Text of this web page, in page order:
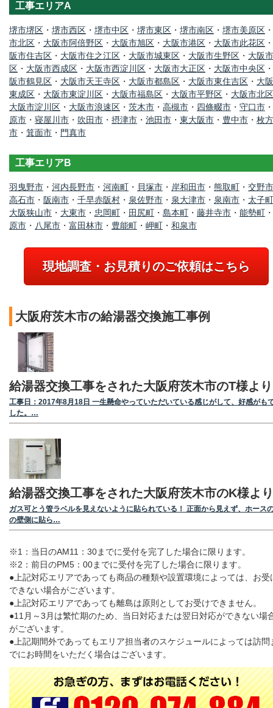
工事エリアA
堺市堺区 ・ 堺市西区 ・ 堺市中区 ・ 堺市東区 ・ 堺市南区 ・ 堺市美原区 ・
市北区 ・ 大阪市阿倍野区 ・ 大阪市旭区 ・ 大阪市港区 ・ 大阪市此花区 ・
阪市住吉区 ・ 大阪市住之江区 ・ 大阪市城東区 ・ 大阪市生野区 ・ 大阪
区 ・ 大阪市西成区 ・ 大阪市西淀川区 ・ 大阪市大正区 ・ 大阪市中央区 ・
阪市鶴見区 ・ 大阪市天王寺区 ・ 大阪市都島区 ・ 大阪市東住吉区 ・ 大
東成区 ・ 大阪市東淀川区 ・ 大阪市福島区 ・ 大阪市平野区 ・ 大阪市北区
大阪市淀川区 ・ 大阪市浪速区 ・ 茨木市 ・ 高槻市 ・ 四條畷市 ・ 守口市 ・
原市 ・ 寝屋川市 ・ 吹田市 ・ 摂津市 ・ 池田市 ・ 東大阪市 ・ 豊中市 ・ 枚方
市 ・ 箕面市 ・ 門真市
工事エリアB
羽曳野市 ・ 河内長野市 ・ 河南町 ・ 貝塚市 ・ 岸和田市 ・ 熊取町 ・ 交野市
高石市 ・ 阪南市 ・ 千早赤阪村 ・ 泉佐野市 ・ 泉大津市 ・ 泉南市 ・ 太子町
大阪狭山市 ・ 大東市 ・ 忠岡町 ・ 田尻町 ・ 島本町 ・ 藤井寺市 ・ 能勢町 ・
原市 ・ 八尾市 ・ 富田林市 ・ 豊能町 ・ 岬町 ・ 和泉市
現地調査・お見積りのご依頼はこちら
大阪府茨木市の給湯器交換施工事例
給湯器交換工事をされた大阪府茨木市のT様より
工事日：2017年8月18日 一生懸命やっていただいている感じがして、好感がも
した。…
給湯器交換工事をされた大阪府茨木市のK様より
ガス可とう管ラベルを見えないように貼られている！ 正面から見えず、ホース
の壁側に貼ら…
※1：当日のAM11：30までに受付を完了した場合に限ります。
※2：前日のPM5：00までに受付を完了した場合に限ります。
●上記対応エリアであっても商品の種類や設置環境によっては、お受
できない場合がございます。
●上記対応エリアであっても離島は原則としてお受けできません。
●11月～3月は繁忙期のため、当日対応または翌日対応ができない場
がございます。
●上記期間外であってもエリア担当者のスケジュールによっては訪問
でにお時間をいただく場合はございます。